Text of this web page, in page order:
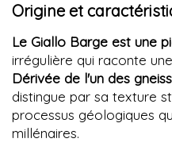
Origine et
Le Giallo Barge est une
irrégulière qui raconte
Dérivée de l'un des
distingue par sa texture
processus géologiques
millénaires.